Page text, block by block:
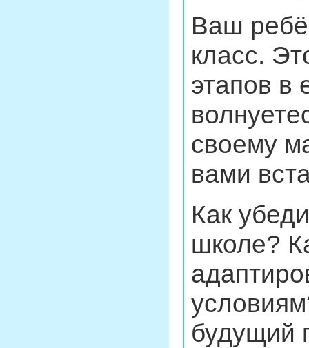
Ваш
класс.
этапов в
своему
вами
Как
школе?
будущий